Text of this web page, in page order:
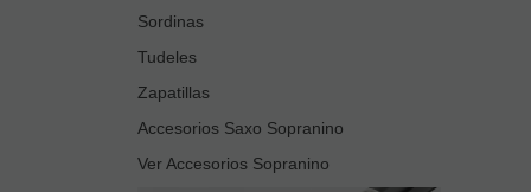
Sordinas
Tudeles
Zapatillas
Accesorios Saxo Sopranino
Ver Accesorios Sopranino